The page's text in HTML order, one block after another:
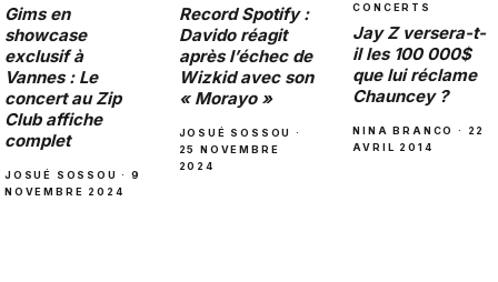
Gims en
showcase
exclusif à
Vannes : Le
concert au Zip
Club affiche
complet
JOSUÉ SOSSOU · 9
NOVEMBRE 2024
Record Spotify :
Davido réagit
après l’échec de
Wizkid avec son
« Morayo »
JOSUÉ SOSSOU ·
25 NOVEMBRE
2024
CONCERTS
Jay Z versera-t-
il les 100 000$
que lui réclame
Chauncey ?
NINA BRANCO · 22
AVRIL 2014